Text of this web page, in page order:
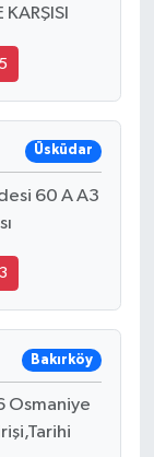
Üsküdar
60 A A3
Bakırköy
Osmaniye